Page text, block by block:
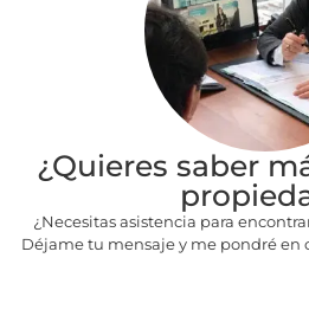
¿Quieres saber
¿Necesitas asistencia para
Déjame tu mensaje y me pondré en